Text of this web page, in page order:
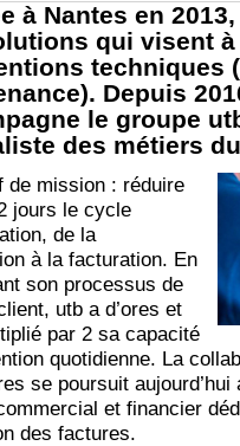
à Nantes en
qui visent
techniques
Depuis
le groupe
des métiers
de mission : réduire
jours le cycle
de la
à la facturation. En
son processus de
utb a d’ores et
par 2 sa capacité
quotidienne. La
se poursuit aujourd’hui
et financier
des factures.